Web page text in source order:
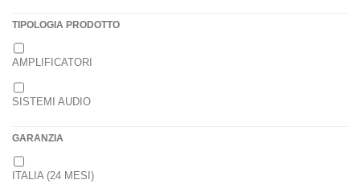
TIPOLOGIA PRODOTTO
AMPLIFICATORI
SISTEMI AUDIO
GARANZIA
ITALIA (24 MESI)